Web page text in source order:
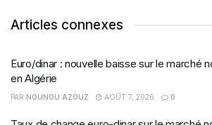
Articles connexes
Euro/dinar : nouvelle baisse sur le marché
en Algérie
PAR NOUNOU AZOUZ AOÛT 7, 2026 0